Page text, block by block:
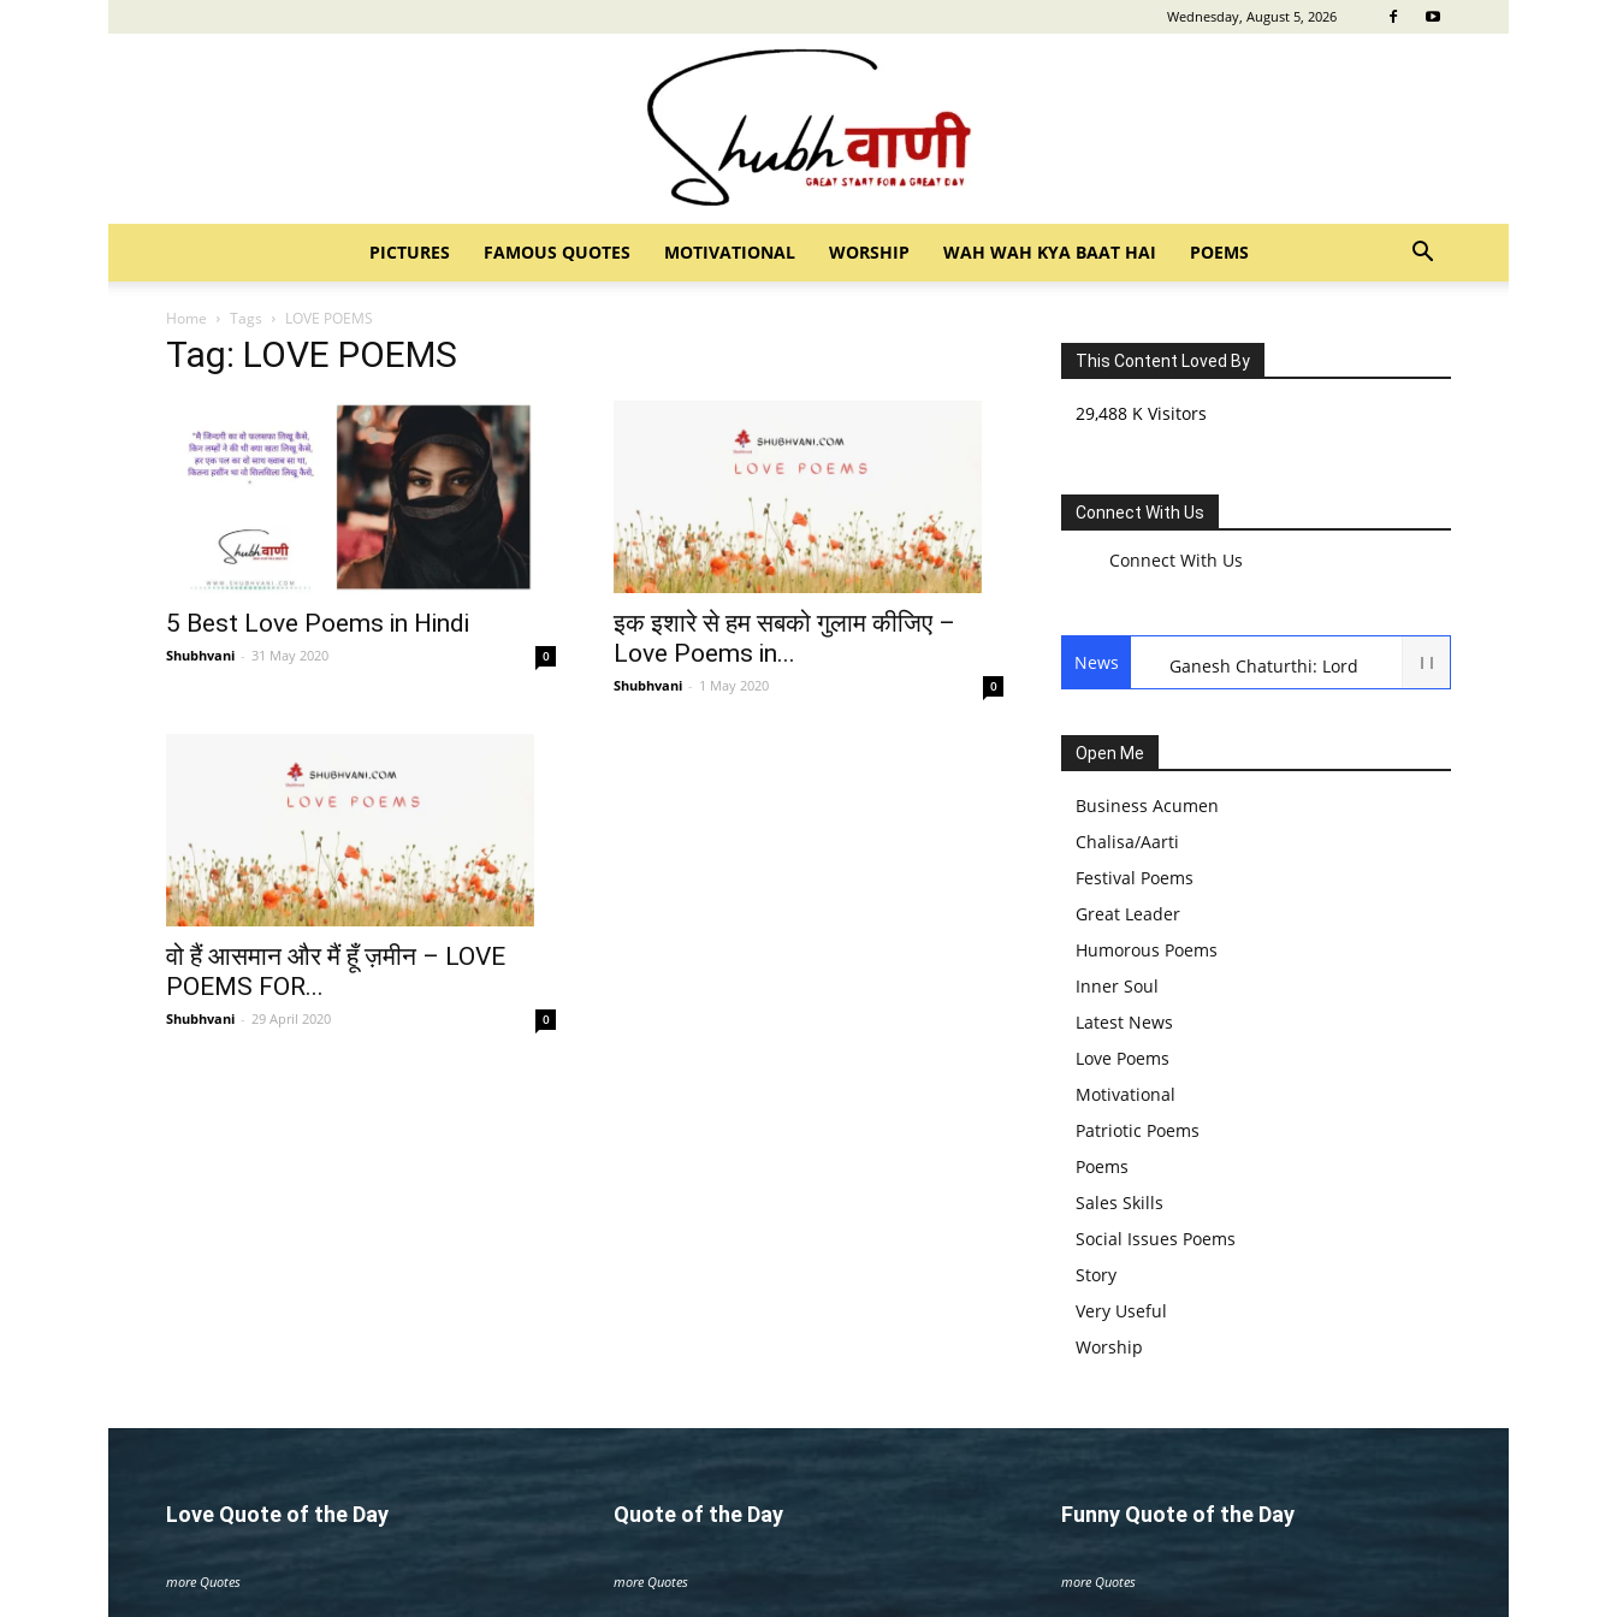
Wednesday, August 5, 2026
PICTURES FAMOUS QUOTES MOTIVATIONAL WORSHIP WAH WAH KYA BAAT HAI POEMS
Home Tags LOVE POEMS
Tag: LOVE POEMS
5 Best Love Poems in Hindi
Shubhvani - 31 May 2020 0
इक इशारे से हम सबको गुलाम कीजिए –
Love Poems in...
Shubhvani - 1 May 2020 0
वो हैं आसमान और मैं हूँ ज़मीन – LOVE
POEMS FOR...
Shubhvani - 29 April 2020 0
This Content Loved By
29,488 K Visitors
Connect With Us
Connect With Us
News
Ganesh Chaturthi: Lord
हरतालिका तीज,Haritalika
teej,Teej Festival: A
Celebration of Tradition and
Womanhood
स्वामी अवधेशानंद जी गिरि के जीवन
सूत्र:किन चीजों के कारण लोग अशांत
आज का जीवन मंत्र:महिलाएं पुरुषों से
चाहिए और उन्हें पूजनीय दृष्टि से देखना
चाहिए
महिलाएं, करती हैं देवी सावित्री और
जरूरत नहीं
Open Me
Business Acumen
Chalisa/Aarti
Festival Poems
Great Leader
Humorous Poems
Inner Soul
Latest News
Love Poems
Motivational
Patriotic Poems
Poems
Sales Skills
Social Issues Poems
Story
Very Useful
Worship
Love Quote of the Day
more Quotes
Quote of the Day
more Quotes
Funny Quote of the Day
more Quotes